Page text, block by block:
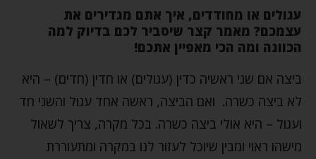
עגולים או מחודדים, איך אתם מגדירים את
עצמכם? מאמר קצר שיסביר לכם בדיוק למה
הכוונה ומה הכי מאפיין אתכם!
ביצה אם שני ראשיה כדין (עגולים) או חדין (חדים) – היא
לא ביצה כשרה. ואם הביצה, ראשה אחד עגול והשני חד
ועגול – היא אולי ביצה כשרה. בכל מקרה, צריך לשאול
מישהו ראוי ומבין שיוכל לעזור לנו במקרה ומתעוררת